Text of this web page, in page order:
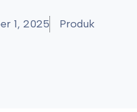
1, 2025 Produk